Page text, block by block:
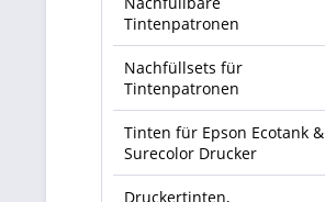
Tintenpatronen
Nachfüllsets für
Tintenpatronen
Tinten für Epson Ecotank &
Surecolor Drucker
Druckertinten,